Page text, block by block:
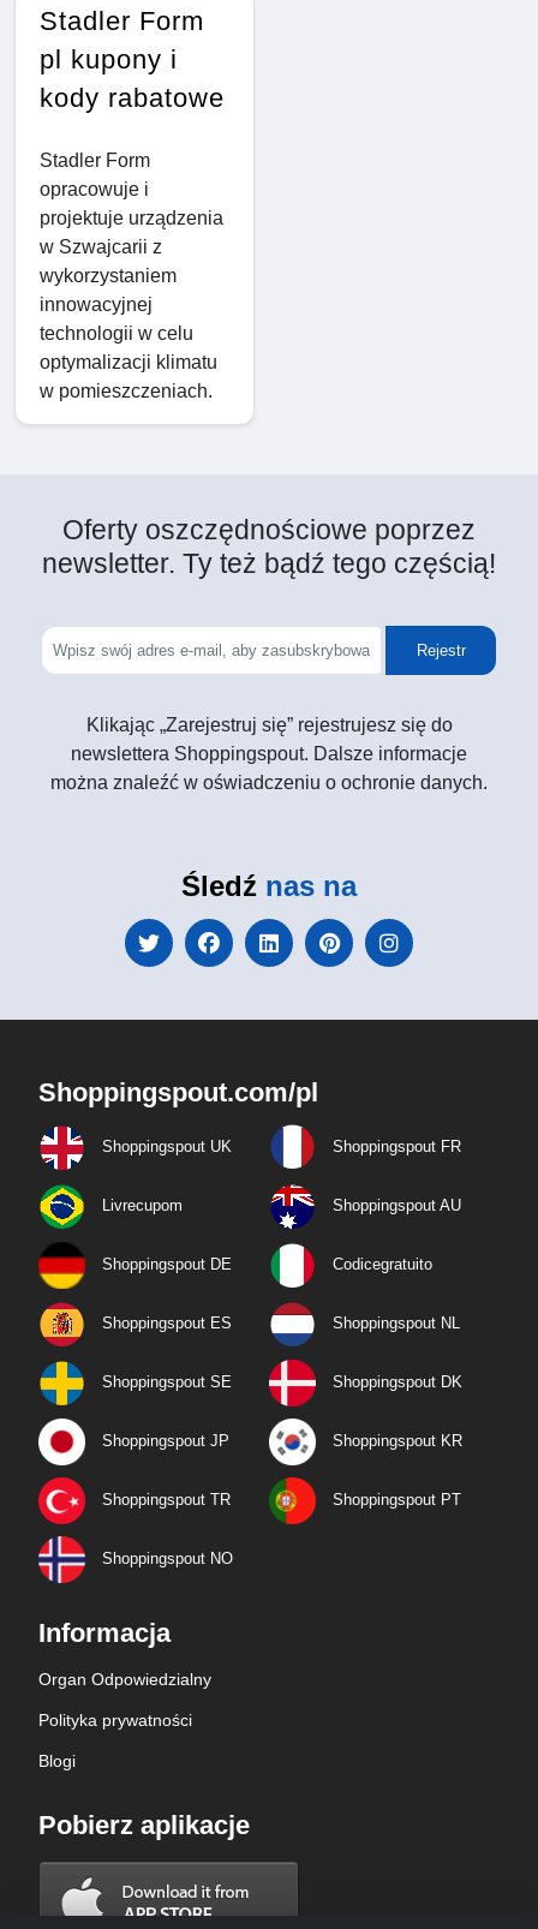
Stadler Form
pl kupony i
kody rabatowe
Stadler Form
opracowuje i
projektuje urządzenia
w Szwajcarii z
wykorzystaniem
innowacyjnej
technologii w celu
optymalizacji klimatu
w pomieszczeniach.
Oferty oszczędnościowe poprzez
newsletter. Ty też bądź tego częścią!
Rejestr
Klikając „Zarejestruj się” rejestrujesz się do
newslettera Shoppingspout. Dalsze informacje
można znaleźć w oświadczeniu o ochronie danych.
Śledź nas na
Shoppingspout.com/pl
Shoppingspout UK Shoppingspout FR
Livrecupom Shoppingspout AU
Shoppingspout DE Codicegratuito
Shoppingspout ES Shoppingspout NL
Shoppingspout SE Shoppingspout DK
Shoppingspout JP Shoppingspout KR
Shoppingspout TR Shoppingspout PT
Shoppingspout NO
Informacja
Organ Odpowiedzialny
Polityka prywatności
Blogi
Pobierz aplikacje